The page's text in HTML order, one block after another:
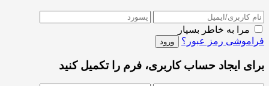
مرا به خاطر بسپار
فراموشی رمز عبور؟
برای ایجاد حساب کاربری، فرم را تکمیل کنید